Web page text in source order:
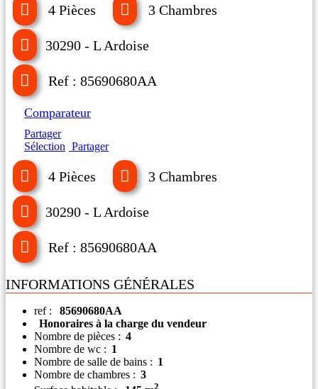
4 Pièces 3 Chambres
30290 - L Ardoise
Ref : 85690680AA
Comparateur
Partager
Sélection Partager
4 Pièces 3 Chambres
30290 - L Ardoise
Ref : 85690680AA
INFORMATIONS GÉNÉRALES
ref :
85690680AA
Honoraires à la charge du vendeur
Nombre de pièces : 4
Nombre de wc : 1
Nombre de salle de bains : 1
Nombre de chambres : 3
2